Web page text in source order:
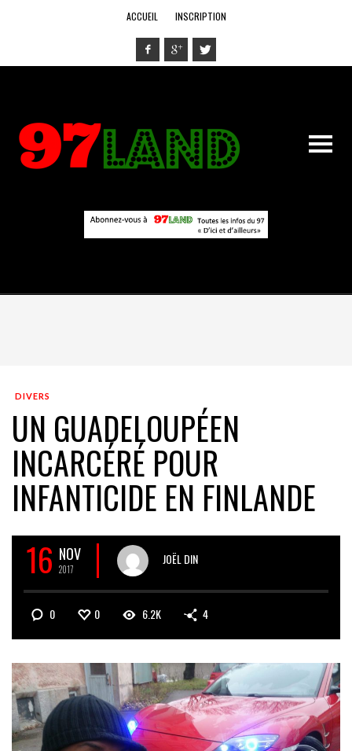
ACCUEIL INSCRIPTION
DIVERS
UN GUADELOUPÉEN
INCARCÉRÉ POUR
INFANTICIDE EN FINLANDE
16 NOV
2017
JOËL DIN
0 0 6.2K 4